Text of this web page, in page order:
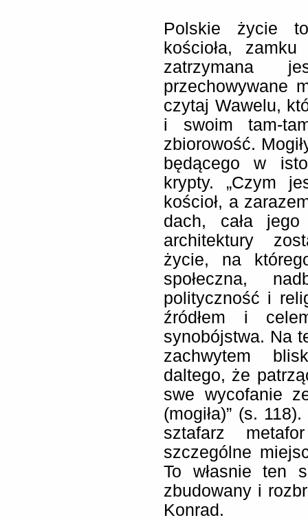
Polskie życie
kościoła,
zatrzymana
przechowywane
czytaj Wawelu,
i swoim tam-
zbiorowość.
będącego w
krypty. „Czym
kościoł, a
dach, cała
architektury
życie, na
społeczna,
polityczność i
źródłem i
synobójstwa. Na
zachwytem
daltego, że
swe wycofanie
(mogiła)” (s.
sztafarz
szczególne
To własnie ten
zbudowany i
Konrad.